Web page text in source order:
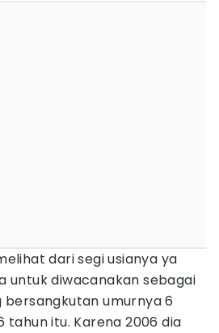
dari segi usianya ya
untuk diwacanakan sebagai
bersangkutan umurnya 6
tahun itu. Karena 2006 dia